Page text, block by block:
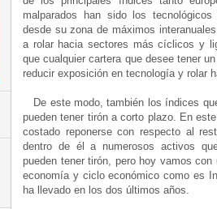
malparados han sido los
desde su zona de máximos
a rolar hacia sectores más cíclicos y
que cualquier cartera que desee tener
reducir exposición en tecnología y rolar
De este modo, también los índices
pueden tener tirón a corto plazo. En
costado reponerse con respecto al
dentro de él a numerosos activos
pueden tener tirón, pero hoy vamos
economía y ciclo económico como es
ha llevado en los dos últimos años.